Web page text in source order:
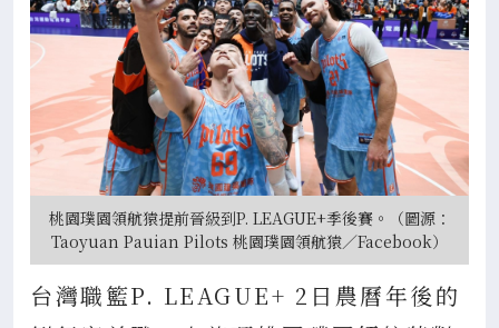
桃園璞園領航猿提前晉級到P. LEAGUE+季後賽。（圖源：
Taoyuan Pauian Pilots 桃園璞園領航猿／Facebook）
台灣職籃P. LEAGUE+ 2日農曆年後的